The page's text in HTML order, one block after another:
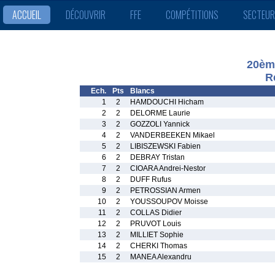
ACCUEIL DÉCOUVRIR FFE COMPÉTITIONS
Ech. Pts
Blancs
1
2
HAMDOUCHI Hicham
2
2
DELORME Laurie
3
2
GOZZOLI Yannick
4
2
VANDERBEEKEN Mikael
5
2
LIBISZEWSKI Fabien
6
2
DEBRAY Tristan
7
2
CIOARA Andrei-Nestor
8
2
DUFF Rufus
9
2
PETROSSIAN Armen
10
2
YOUSSOUPOV Moisse
11
2
COLLAS Didier
12
2
PRUVOT Louis
13
2
MILLIET Sophie
14
2
CHERKI Thomas
15
2
MANEA Alexandru